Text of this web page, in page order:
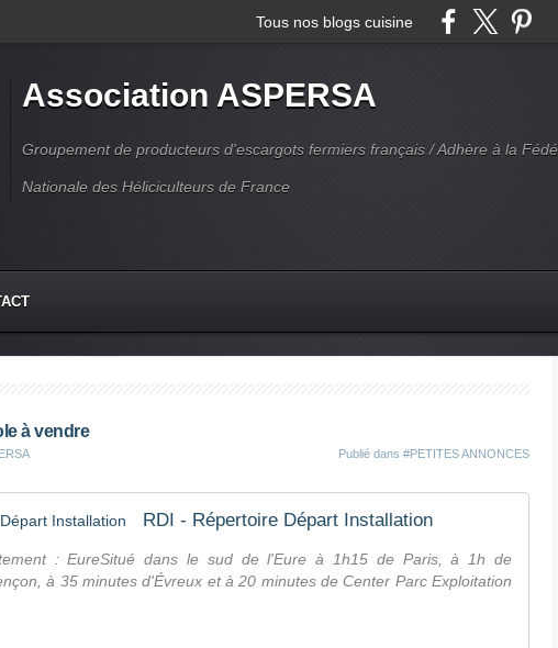
Tous nos blogs cuisine
Association ASPERSA
Groupement de producteurs d'escargots fermiers français / Adhère à la
Nationale des Héliciculteurs de France
à vendre
Publié dans #PETITES ANNONCES
RDI - Répertoire Départ Installation
: EureSitué dans le sud de l'Eure à 1h15 de Paris, à 1h de
à 35 minutes d'Évreux et à 20 minutes de Center Parc Exploitation